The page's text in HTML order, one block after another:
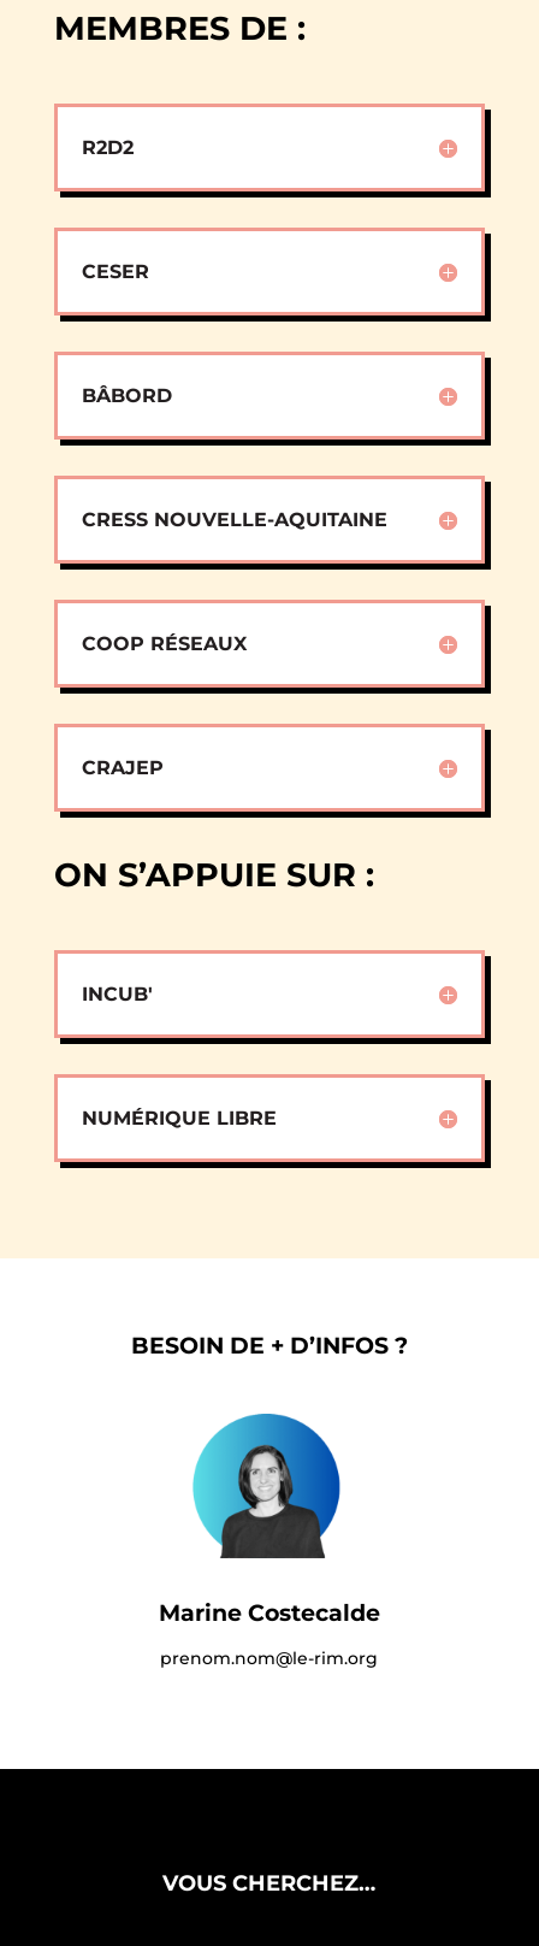
MEMBRES DE :
R2D2
CESER
BÂBORD
CRESS NOUVELLE-AQUITAINE
COOP RÉSEAUX
CRAJEP
ON S’APPUIE SUR :
INCUB'
NUMÉRIQUE LIBRE
BESOIN DE + D’INFOS ?
Marine Costecalde
prenom.nom@le-rim.org
VOUS CHERCHEZ…